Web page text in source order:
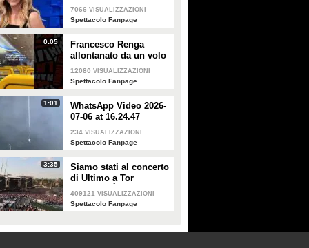
7066 VISUALIZZAZIONI
Spettacolo Fanpage
0:05
Francesco Renga
allontanato da un volo
Ryanair dopo una
discussione con gli
12080 VISUALIZZAZIONI
Spettacolo Fanpage
1:01
WhatsApp Video 2026-
07-06 at 16.24.47
234 VISUALIZZAZIONI
Spettacolo Fanpage
3:35
Siamo stati al concerto
di Ultimo a Tor
Vergata: "È il giorno
che aspettavo, questa è
409121 VISUALIZZAZIONI
Spettacolo Fanpage